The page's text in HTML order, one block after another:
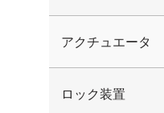
アクチュエータ
ロック装置